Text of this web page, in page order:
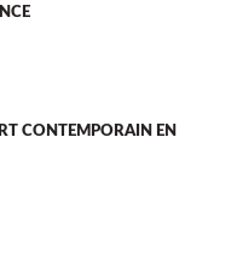
CONTEMPORAIN EN